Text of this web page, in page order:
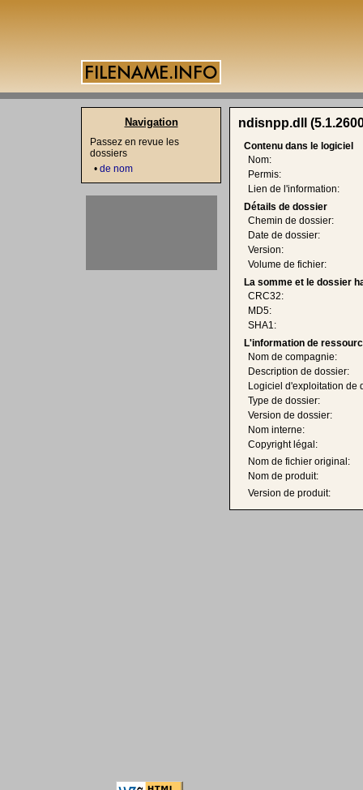
ndisnpp.dll
Contenu dans le logiciel
Nom:
Permis:
Lien de l'information:
Détails de dossier
Chemin de dossier:
Date de dossier:
Version:
Volume de fichier:
La somme et le dossier
CRC32:
MD5:
SHA1:
L'information de
Nom de compagnie:
Description de dossier:
Logiciel d'exploitation de
Type de dossier:
Version de dossier:
Nom interne:
Copyright légal:
Nom de fichier original:
Nom de produit:
Version de produit:
Navigation
Passez en revue les
dossiers
• de nom